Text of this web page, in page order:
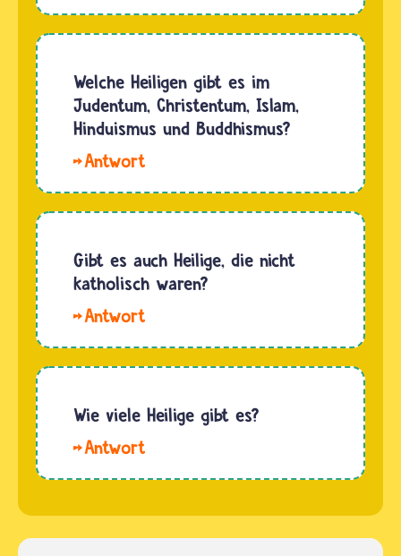
will, dann
prüft er
genau,
ob der…
Prophetinnen sind
die von
einer
Begegnung
berichten
und seine
Botschaften…
Welche Heiligen gibt es im
Judentum, Christentum, Islam,
Hinduismus und Buddhismus?
Unzählige
gibt es in
der
und
orthodoxen
Kirche.
werden
die
Vorbilder…
Gibt es auch Heilige, die nicht
katholisch waren?
Sophie.
katholischem
gibt es
keine
Wie viele Heilige gibt es?
offizielle
Gesamtverzeichnis